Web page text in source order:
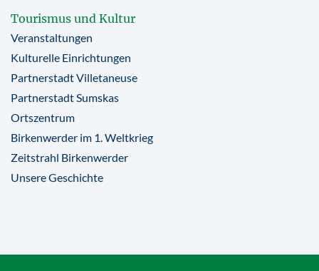
Tourismus und Kultur
Veranstaltungen
Kulturelle Einrichtungen
Partnerstadt Villetaneuse
Partnerstadt Sumskas
Ortszentrum
Birkenwerder im 1. Weltkrieg
Zeitstrahl Birkenwerder
Unsere Geschichte